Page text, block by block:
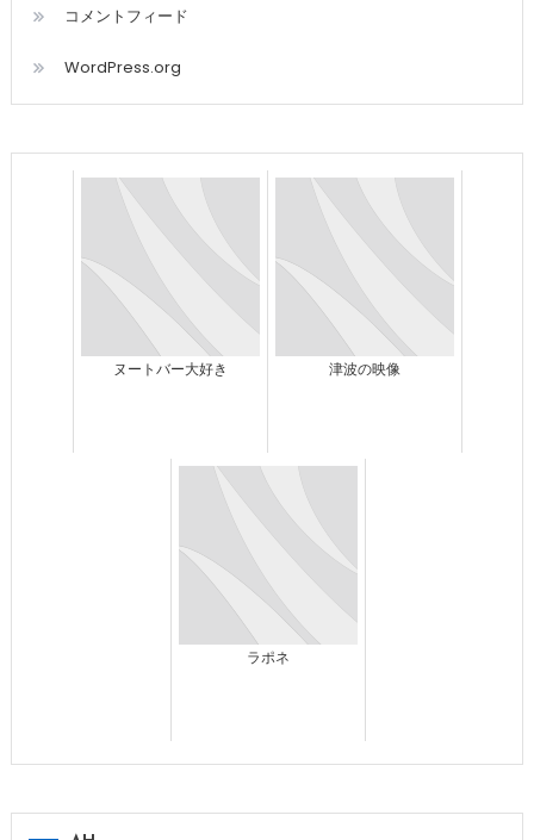
コメントフィード
WordPress.org
ヌートバー大好き 津波の映像
ラポネ